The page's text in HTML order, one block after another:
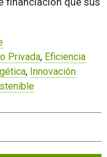
Privada, Eficiencia
, Innovación